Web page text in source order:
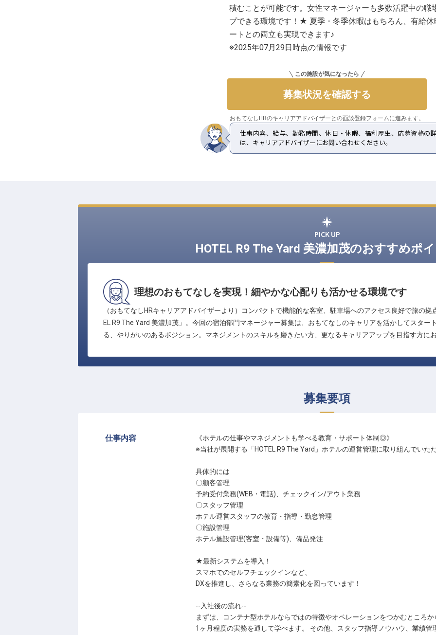
積むことが可能です。女性マネージャーも多数活躍中の
プできる環境です！★ 夏季・冬季休暇はもちろん、有給
ートとの両立も実現できます♪
※2025年07月29日時点の情報です
この施設が気になったら
募集状況を確認する
おもてなしHRのキャリアアドバイザーとの面談登録フォームに進みます。
仕事内容、給与、勤務時間、休日・休暇、福利厚生、応募資格の
は、キャリアアドバイザーにお問い合わせください。
PICK UP
HOTEL R9 The Yard 美濃加茂のおすすめポ
理想のおもてなしを実現！細やかな心配りも活かせる環境です
（おもてなしHRキャリアアドバイザーより）コンパクトで機能的な客室、駐車場へのアクセス良好で旅の
EL R9 The Yard 美濃加茂」。今回の宿泊部門マネージャー募集は、おもてなしのキャリアを活かしてスター
る、やりがいのあるポジション。マネジメントのスキルを磨きたい方、更なるキャリアアップを目指す方に
募集要項
仕事内容
《ホテルの仕事やマネジメントも学べる教育・サポート体制◎》
※当社が展開する「HOTEL R9 The Yard」ホテルの運営管理に取り組んでいた
具体的には
〇顧客管理
予約受付業務(WEB・電話)、チェックイン/アウト業務
〇スタッフ管理
ホテル運営スタッフの教育・指導・勤怠管理
〇施設管理
ホテル施設管理(客室・設備等)、備品発注
★最新システムを導入！
スマホでのセルフチェックインなど、
DXを推進し、さらなる業務の簡素化を図っています！
--入社後の流れ--
まずは、コンテナ型ホテルならではの特徴やオペレーションをつかむところ
1ヶ月程度の実務を通して学べます。 その他、スタッフ指導ノウハウ、業績